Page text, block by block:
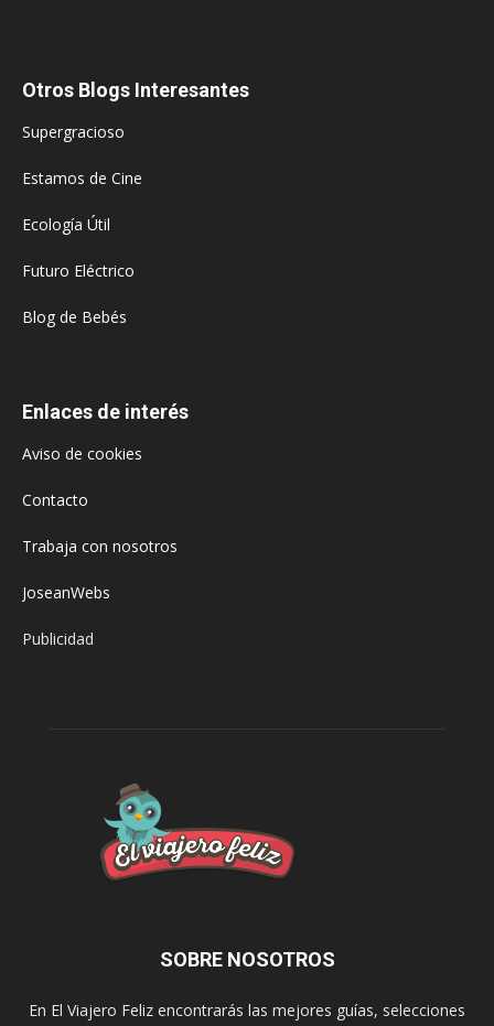
Otros Blogs Interesantes
Supergracioso
Estamos de Cine
Ecología Útil
Futuro Eléctrico
Blog de Bebés
Enlaces de interés
Aviso de cookies
Contacto
Trabaja con nosotros
JoseanWebs
Publicidad
SOBRE NOSOTROS
En El Viajero Feliz encontrarás las mejores guías, selecciones